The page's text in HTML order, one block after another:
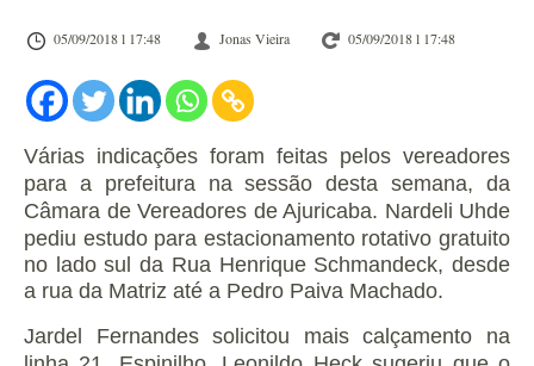
05/09/2018 l 17:48 Jonas Vieira 05/09/2018 l 17:48
Várias indicações foram feitas pelos vereadores
para a prefeitura na sessão desta semana, da
Câmara de Vereadores de Ajuricaba. Nardeli Uhde
pediu estudo para estacionamento rotativo gratuito
no lado sul da Rua Henrique Schmandeck, desde
a rua da Matriz até a Pedro Paiva Machado.
Jardel Fernandes solicitou mais calçamento na